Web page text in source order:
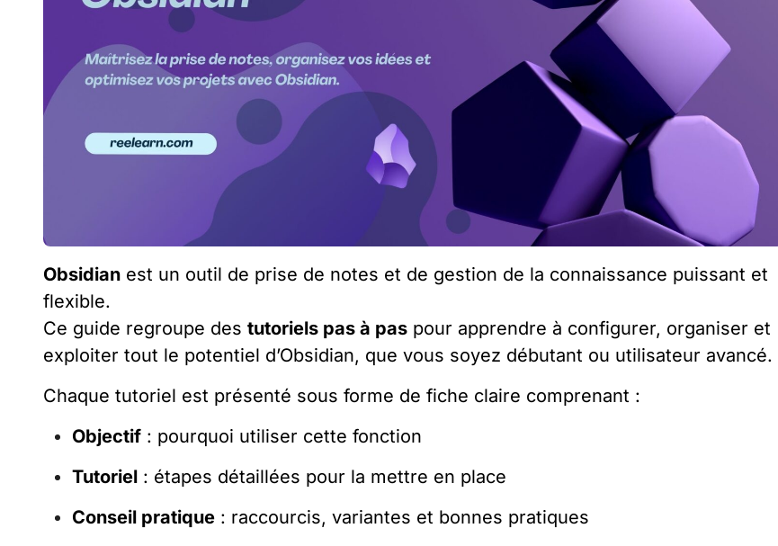
Obsidian est un outil de prise de notes et de gestion de la connaissance puissant et
flexible.
Ce guide regroupe des tutoriels pas à pas pour apprendre à configurer, organiser et
exploiter tout le potentiel d’Obsidian, que vous soyez débutant ou utilisateur avancé.
Chaque tutoriel est présenté sous forme de fiche claire comprenant :
Objectif : pourquoi utiliser cette fonction
Tutoriel : étapes détaillées pour la mettre en place
Conseil pratique : raccourcis, variantes et bonnes pratiques